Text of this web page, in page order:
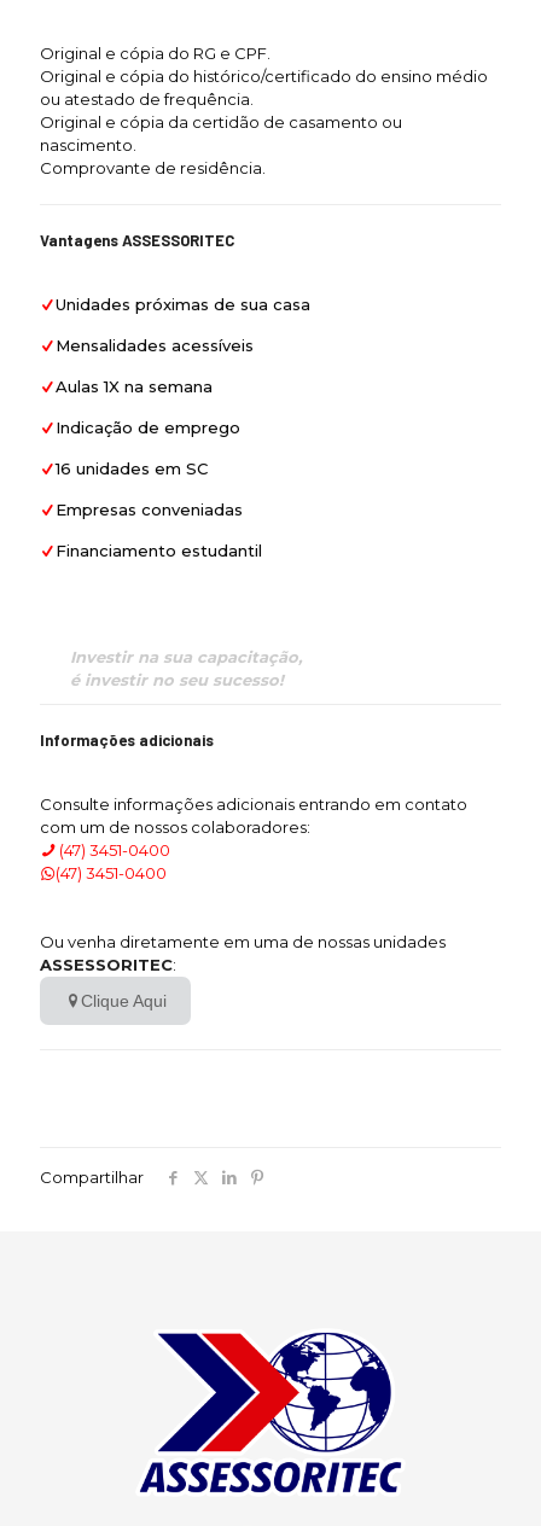
Original e cópia do RG e CPF.
Original e cópia do histórico/certificado do ensino médio
ou atestado de frequência.
Original e cópia da certidão de casamento ou
nascimento.
Comprovante de residência.
Vantagens ASSESSORITEC
Unidades próximas de sua casa
Mensalidades acessíveis
Aulas 1X na semana
Indicação de emprego
16 unidades em SC
Empresas conveniadas
Financiamento estudantil
Investir na sua capacitação,
é investir no seu sucesso!
Informações adicionais
Consulte informações adicionais entrando em contato
com um de nossos colaboradores:
(47) 3451-0400
(47) 3451-0400
Ou venha diretamente em uma de nossas unidades
ASSESSORITEC:
Clique Aqui
Compartilhar